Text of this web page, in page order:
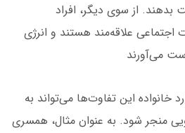
از سوی دیگر، افراد
اجتماعی علاقه‌مند هستند و انرژی
می‌آورند
خانواده این تفاوت‌ها می‌تواند به
منجر شود. به عنوان مثال، همسری